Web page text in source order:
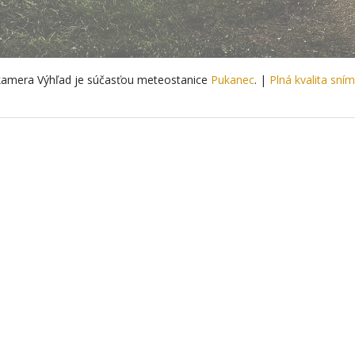
Výhľad je súčasťou meteostanice Pukanec. | Plná kvalita